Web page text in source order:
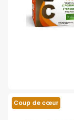
Coup de cœur